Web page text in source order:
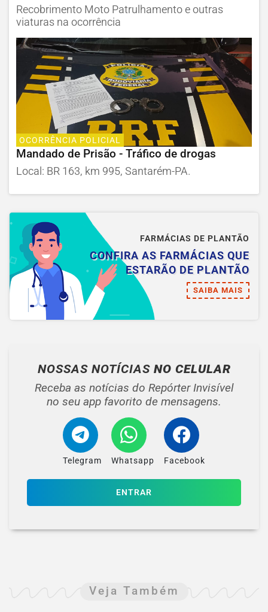
Recobrimento Moto Patrulhamento e outras
viaturas na ocorrência
OCORRÊNCIA POLICIAL
Mandado de Prisão - Tráfico de drogas
Local: BR 163, km 995, Santarém-PA.
FARMÁCIAS DE PLANTÃO
CONFIRA AS FARMÁCIAS QUE
ESTARÃO DE PLANTÃO
SAIBA MAIS
NOSSAS NOTÍCIAS NO CELULAR
Receba as notícias do Repórter Invisível
no seu app favorito de mensagens.
Telegram Whatsapp Facebook
ENTRAR
Veja Também